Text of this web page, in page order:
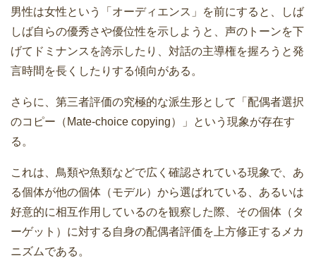
男性は女性という「オーディエンス」を前にすると、しば
しば自らの優秀さや優位性を示しようと、声のトーンを下
げてドミナンスを誇示したり、対話の主導権を握ろうと発
言時間を長くしたりする傾向がある。
さらに、第三者評価の究極的な派生形として「配偶者選択
のコピー（Mate-choice copying）」という現象が存在す
る。
これは、鳥類や魚類などで広く確認されている現象で、あ
る個体が他の個体（モデル）から選ばれている、あるいは
好意的に相互作用しているのを観察した際、その個体（タ
ーゲット）に対する自身の配偶者評価を上方修正するメカ
ニズムである。